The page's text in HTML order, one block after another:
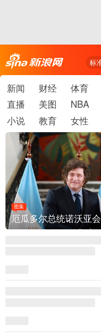
标
新闻 财经 体育
直播
美图 NBA
小说
教育 女性
图集
厄瓜多尔总统诺沃亚